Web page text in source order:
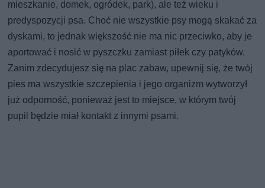
mieszkanie, domek, ogródek, park), ale też wieku i
predyspozycji psa. Choć nie wszystkie psy mogą skakać za
dyskami, to jednak większość nie ma nic przeciwko, aby je
aportować i nosić w pyszczku zamiast piłek czy patyków.
Zanim zdecydujesz się na plac zabaw, upewnij się, że twój
pies ma wszystkie szczepienia i jego organizm wytworzył
już odporność, ponieważ jest to miejsce, w którym twój
pupil będzie miał kontakt z innymi psami.